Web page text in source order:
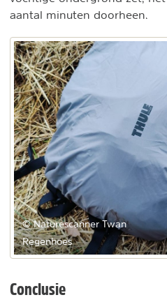
aantal minuten doorheen.
© Naturescanner Twan
Regenhoes
Conclusie